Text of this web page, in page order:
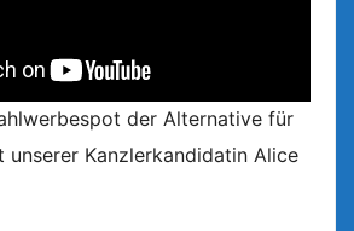
der Alternative für
unserer Kanzlerkandidatin Alice